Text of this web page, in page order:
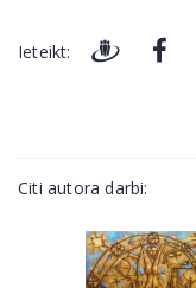
Ieteikt:
Citi autora darbi: